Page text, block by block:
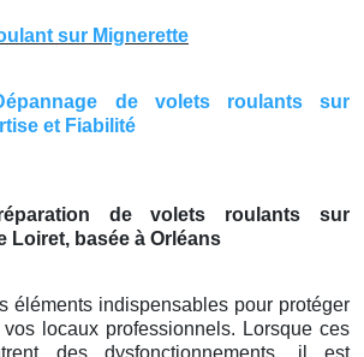
sur Mignerette
de volets roulants sur
et Fiabilité
de volets roulants sur
Loiret, basée à Orléans
éléments indispensables pour protéger
locaux professionnels. Lorsque ces